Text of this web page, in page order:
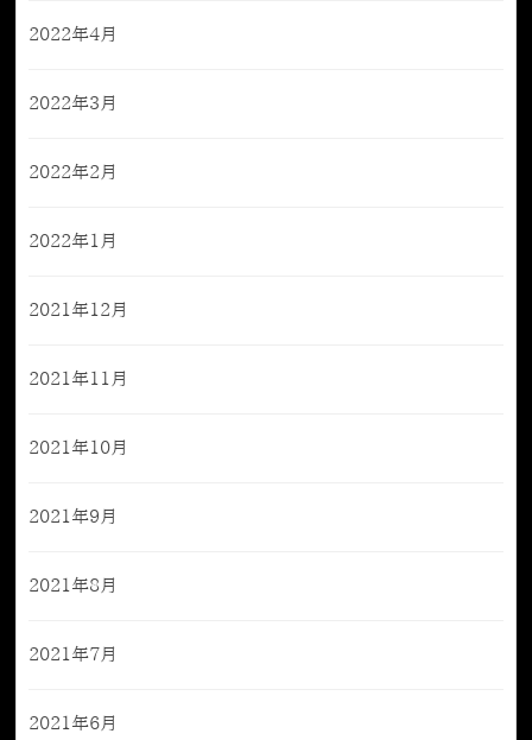
2022年4月
2022年3月
2022年2月
2022年1月
2021年12月
2021年11月
2021年10月
2021年9月
2021年8月
2021年7月
2021年6月